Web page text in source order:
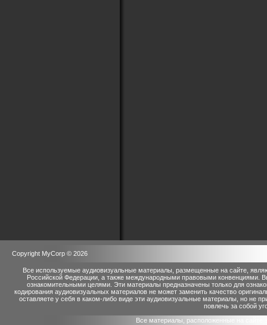
Copyright MyCorp © 2026
Все используемые аудиовизуальные материалы, размещенные на сайте,
Российской Федерации, а также международными правовыми конвенциями.
ознакомительными целями. Эти материалы предназначены только для
кодирования аудиовизуальных материалов не может заменить качество
оставляете у себя в каком-либо виде эти аудиовизуальные материалы, но не
повлечь за собой
Все материалы, расположенные на сайте